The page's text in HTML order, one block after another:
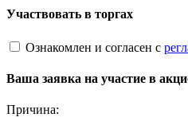
Участвовать в торгах
Ознакомлен и согласен с
Ваша заявка на участие в
Причина: